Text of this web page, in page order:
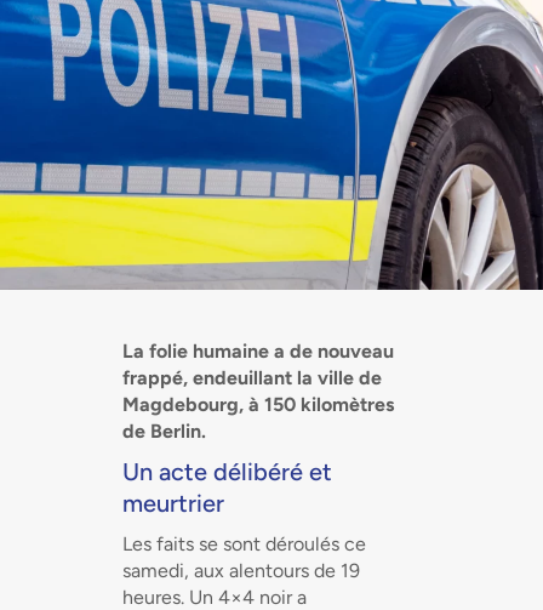
La folie humaine a de nouveau
frappé, endeuillant la ville de
Magdebourg, à 150 kilomètres
de Berlin.
Un acte délibéré et
meurtrier
Les faits se sont déroulés ce
samedi, aux alentours de 19
heures. Un 4×4 noir a